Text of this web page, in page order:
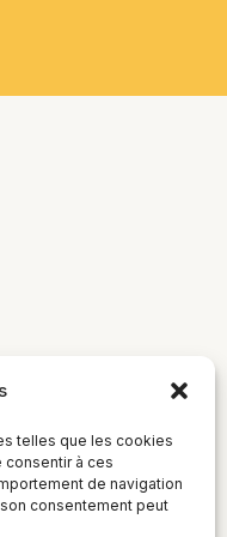
telles que les cookies
à ces
de navigation
consentement peut